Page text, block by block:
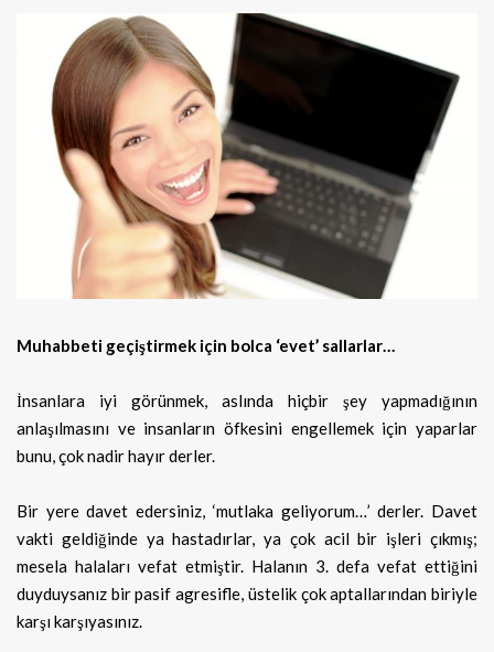
Muhabbeti geçiştirmek için bolca ‘evet’ sallarlar…
İnsanlara iyi görünmek, aslında hiçbir şey yapmadığının
anlaşılmasını ve insanların öfkesini engellemek için yaparlar
bunu, çok nadir hayır derler.
Bir yere davet edersiniz, ‘mutlaka geliyorum…’ derler. Davet
vakti geldiğinde ya hastadırlar, ya çok acil bir işleri çıkmış;
mesela halaları vefat etmiştir. Halanın 3. defa vefat ettiğini
duyduysanız bir pasif agresifle, üstelik çok aptallarından biriyle
karşı karşıyasınız.